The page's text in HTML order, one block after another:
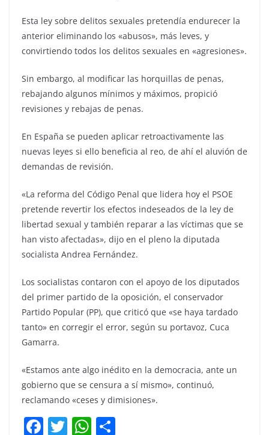
Esta ley sobre delitos sexuales pretendía endurecer la
anterior eliminando los «abusos», más leves, y
convirtiendo todos los delitos sexuales en «agresiones».
Sin embargo, al modificar las horquillas de penas,
rebajando algunos mínimos y máximos, propició
revisiones y rebajas de penas.
En España se pueden aplicar retroactivamente las
nuevas leyes si ello beneficia al reo, de ahí el aluvión de
demandas de revisión.
«La reforma del Código Penal que lidera hoy el PSOE
pretende revertir los efectos indeseados de la ley de
libertad sexual y también reparar a las víctimas que se
han visto afectadas», dijo en el pleno la diputada
socialista Andrea Fernández.
Los socialistas contaron con el apoyo de los diputados
del primer partido de la oposición, el conservador
Partido Popular (PP), que criticó que «se haya tardado
tanto» en corregir el error, según su portavoz, Cuca
Gamarra.
«Estamos ante algo inédito en la democracia, ante un
gobierno que se censura a sí mismo», continuó,
reclamando «ceses y dimisiones».
F T W